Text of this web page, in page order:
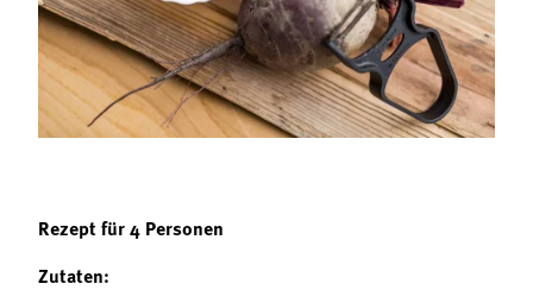
Mitgliedschaft
Landessekretariat
Bäuerliche Buffets
Hofgeschichten
Rezept für 4 Personen
Zutaten: